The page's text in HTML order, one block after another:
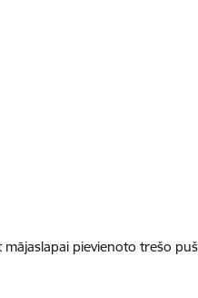
pievienoto trešo